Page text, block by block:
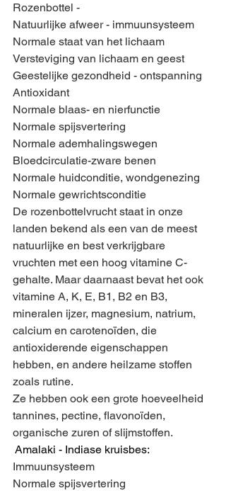
Rozenbottel -
Natuurlijke afweer - immuunsysteem
Normale staat van het lichaam
Versteviging van lichaam en geest
Geestelijke gezondheid - ontspanning
Antioxidant
Normale blaas- en nierfunctie
Normale spijsvertering
Normale ademhalingswegen
Bloedcirculatie-zware benen
Normale huidconditie, wondgenezing
Normale gewrichtsconditie
De rozenbottelvrucht staat in onze
landen bekend als een van de meest
natuurlijke en best verkrijgbare
vruchten met een hoog vitamine C-
gehalte. Maar daarnaast bevat het ook
vitamine A, K, E, B1, B2 en B3,
mineralen ijzer, magnesium, natrium,
calcium en carotenoïden, die
antioxiderende eigenschappen
hebben, en andere heilzame stoffen
zoals rutine.
Ze hebben ook een grote hoeveelheid
tannines, pectine, flavonoïden,
organische zuren of slijmstoffen.
Amalaki - Indiase kruisbes:
Immuunsysteem
Normale spijsvertering